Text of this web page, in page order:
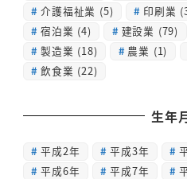
介護福祉業 (5) 印刷業
宿泊業 (4) 建設業 (79)
製造業 (18) 農業 (1)
飲食業 (22)
生年
平成2年 平成3年
平成6年
平成7年